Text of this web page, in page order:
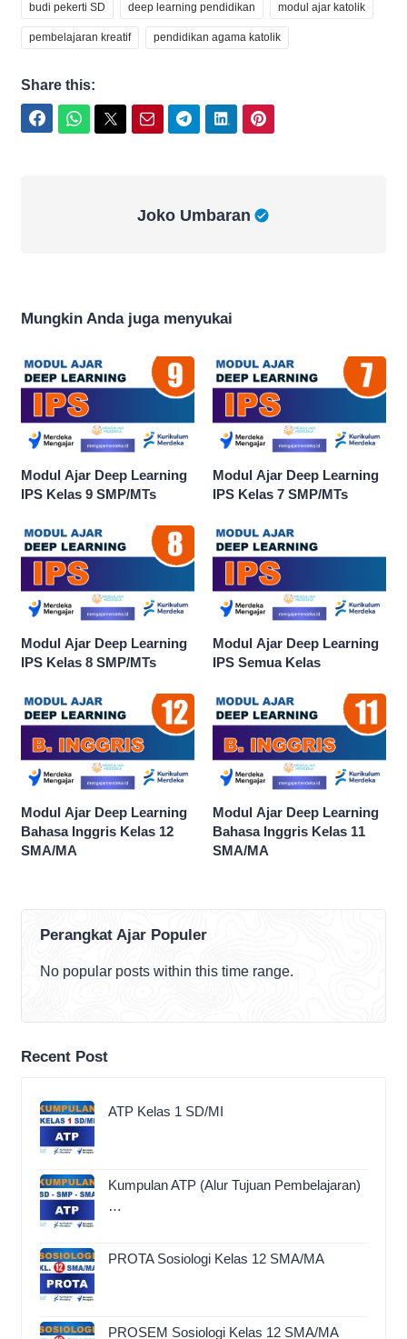
budi pekerti SD deep learning pendidikan modul ajar katolik
pembelajaran kreatif pendidikan agama katolik
Share this:
Joko Umbaran
Mungkin Anda juga menyukai
Modul Ajar Deep Learning
IPS Kelas 9 SMP/MTs
Modul Ajar Deep Learning
IPS Kelas 7 SMP/MTs
Modul Ajar Deep Learning
IPS Kelas 8 SMP/MTs
Modul Ajar Deep Learning
IPS Semua Kelas
Modul Ajar Deep Learning
Bahasa Inggris Kelas 12
SMA/MA
Modul Ajar Deep Learning
Bahasa Inggris Kelas 11
SMA/MA
Perangkat Ajar Populer
No popular posts within this time range.
Recent Post
ATP Kelas 1 SD/MI
Kumpulan ATP (Alur Tujuan Pembelajaran)
…
PROTA Sosiologi Kelas 12 SMA/MA
PROSEM Sosiologi Kelas 12 SMA/MA